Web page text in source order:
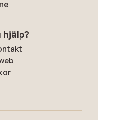
hjälp?